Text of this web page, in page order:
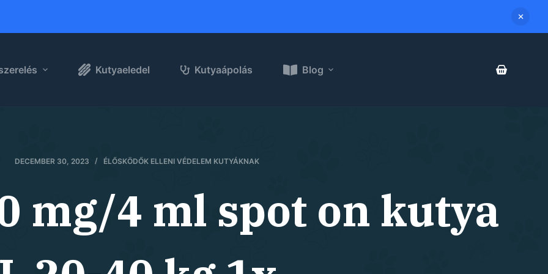
Kutyaeledel Kutyaápolás Blog
DECEMBER 30, 2023 ÉLŐSKÖDŐK ELLENI VÉDELEM KUTYÁKNAK
mg/4 ml spot on kutya